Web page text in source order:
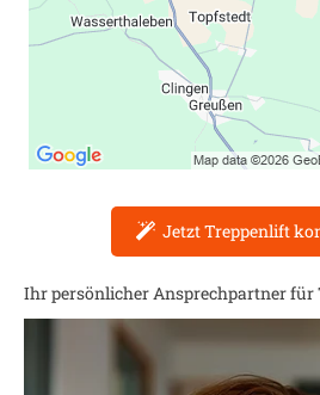
Jetzt Treppenlift
Ihr persönlicher Ansprechpartner für